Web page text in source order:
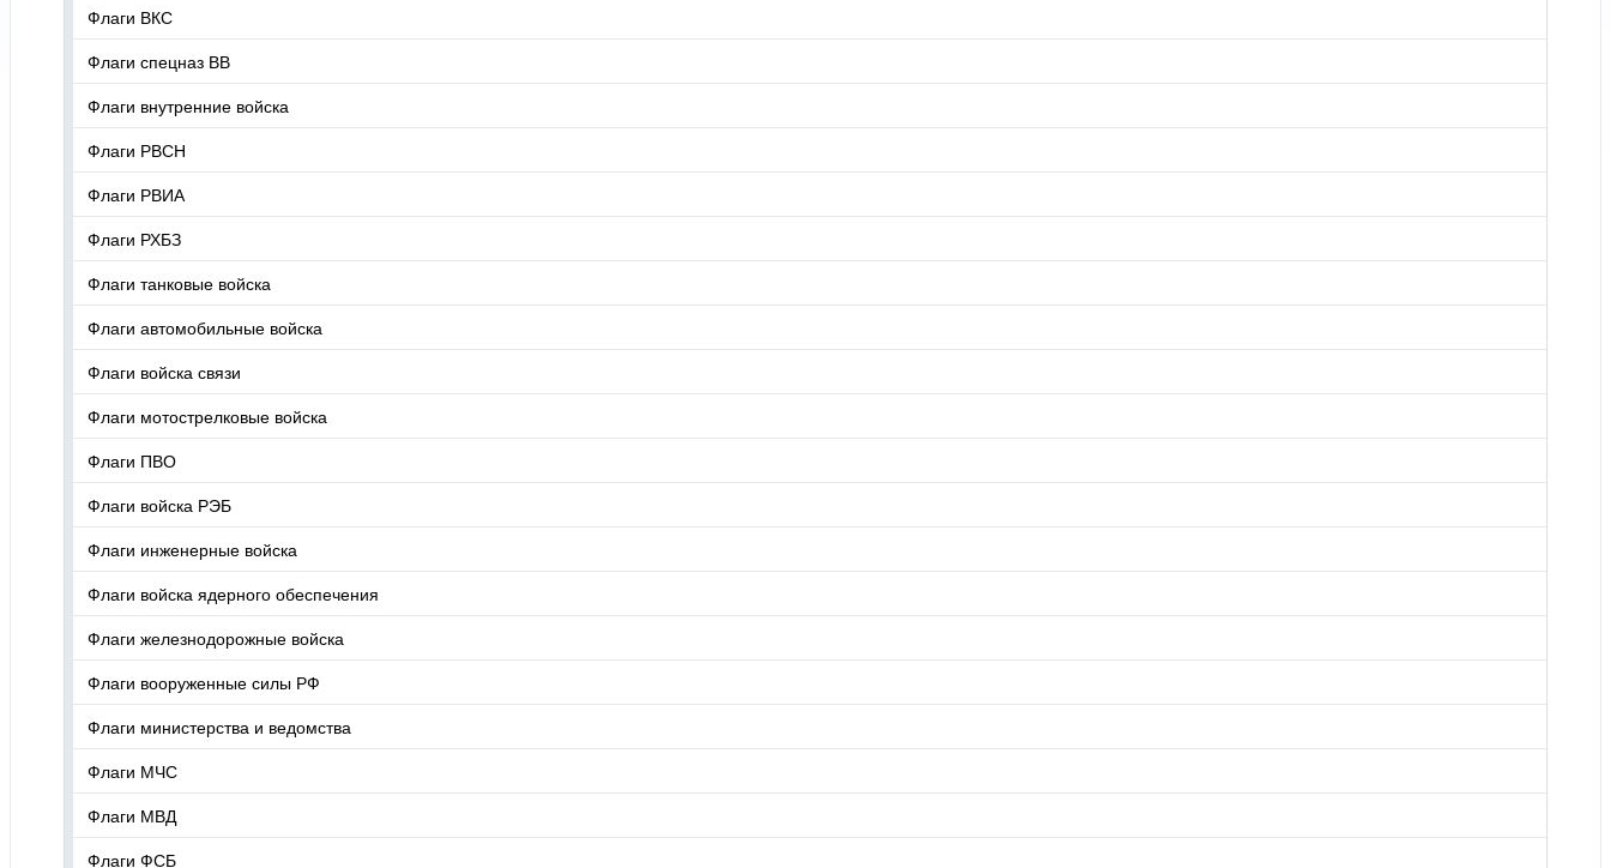
Флаги ВКС
Флаги спецназ ВВ
Флаги внутренние войска
Флаги РВСН
Флаги РВИА
Флаги РХБЗ
Флаги танковые войска
Флаги автомобильные войска
Флаги войска связи
Флаги мотострелковые войска
Флаги ПВО
Флаги войска РЭБ
Флаги инженерные войска
Флаги войска ядерного обеспечения
Флаги железнодорожные войска
Флаги вооруженные силы РФ
Флаги министерства и ведомства
Флаги МЧС
Флаги МВД
Флаги ФСБ